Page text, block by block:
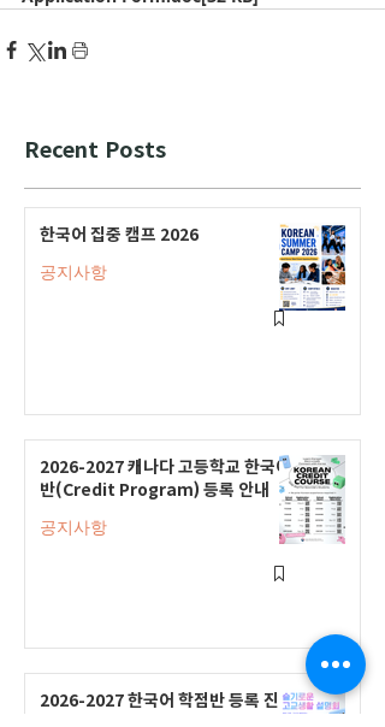
Recent Posts
한국어 집중 캠프 2026
공지사항
2026-2027 캐나다 고등학교 한국어
반(Credit Program) 등록 안내
공지사항
2026-2027 한국어 학점반 등록 진